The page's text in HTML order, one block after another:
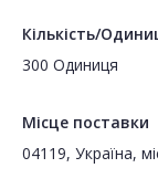
Кількість/
300 Одиниця
Місце поставки
04119, Україна,